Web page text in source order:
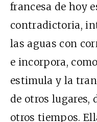
francesa de hoy
contradictoria,
las aguas con
e incorpora,
estimula y la
de otros lugares,
otros tiempos.